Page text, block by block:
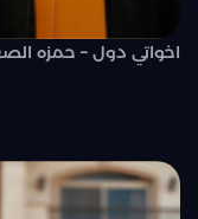
اخواتي دول – حمزه